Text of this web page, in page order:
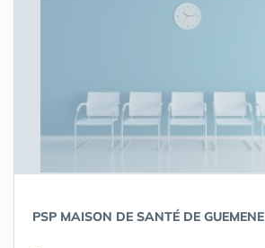
PSP MAISON DE SANTÉ DE GUEMENE